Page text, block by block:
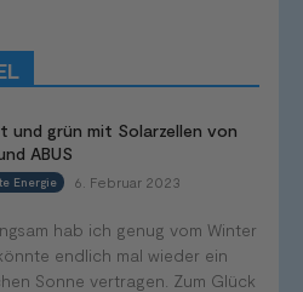
und grün mit Solarzellen von
ABUS
Energie 6. Februar 2023
hab ich genug vom Winter
endlich mal wieder ein
Sonne vertragen. Zum Glück